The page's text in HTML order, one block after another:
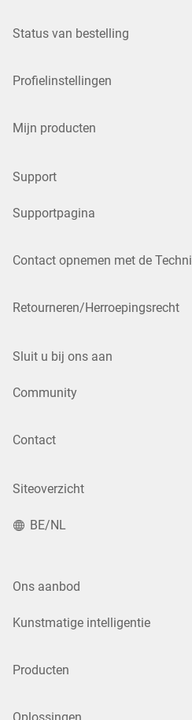
Status van bestelling
Profielinstellingen
Mijn producten
Support
Supportpagina
Contact opnemen met de
Retourneren/Herroepingsrecht
Sluit u bij ons aan
Community
Contact
Siteoverzicht
BE/NL
Ons aanbod
Kunstmatige intelligentie
Producten